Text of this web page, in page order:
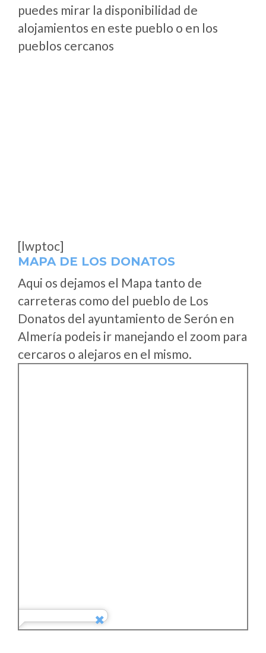
puedes mirar la disponibilidad de
alojamientos en este pueblo o en los
pueblos cercanos
[lwptoc]
MAPA DE LOS DONATOS
Aqui os dejamos el Mapa tanto de
carreteras como del pueblo de Los
Donatos del ayuntamiento de Serón en
Almería podeis ir manejando el zoom para
cercaros o alejaros en el mismo.